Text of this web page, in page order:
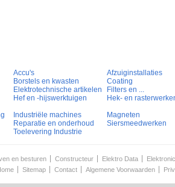
Accu's
Afzuiginstallaties
Borstels en kwasten
Coating
Elektrotechnische artikelen
Filters en ...
Hef en -hijswerktuigen
Hek- en
Industriële machines
Magneten
Reparatie en onderhoud
Siersmeedwerken
Toelevering Industrie
en besturen Constructeur Elektro Data
Sitemap Contact Algemene Voorwaarden